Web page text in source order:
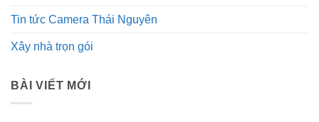
Tin tức Camera Thái Nguyên
Xây nhà trọn gói
BÀI VIẾT MỚI